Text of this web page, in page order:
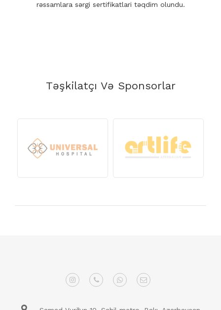
rəssamlara sərgi sertifikatlari təqdim olundu.
Təşkilatçı Və Sponsorlar